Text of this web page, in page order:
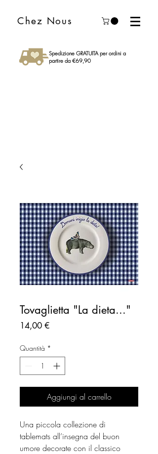
Chez Nous
Spedizione GRATUITA per ordini a
partire da €69,90
Tovaglietta "La dieta..."
14,00 €Prezzo
Quantità *
Aggiungi al carrello
Una piccola collezione di
tablemats all’insegna del buon
umore decorate con il classico